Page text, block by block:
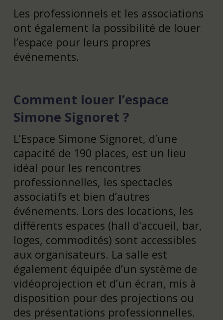
Les professionnels et les associations
ont également la possibilité de louer
l’espace pour leurs propres
événements.
Comment louer l’espace
Simone Signoret ?
L’Espace Simone Signoret, d’une
capacité de 190 places, est un lieu
idéal pour les rencontres
professionnelles, les spectacles
associatifs et bien d’autres
événements. Lors des locations, les
différents espaces (hall d’accueil, bar,
loges, commodités) sont accessibles
aux organisateurs. La salle est
également équipée d’un système de
vidéoprojection et d’un écran, mis à
disposition pour des projections ou
des présentations professionnelles.